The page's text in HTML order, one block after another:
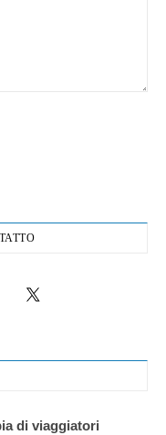
di viaggiatori